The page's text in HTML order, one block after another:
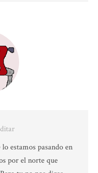
estamos pasando en
por el norte que